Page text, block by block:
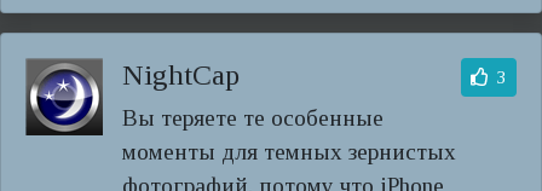
NightCap
Вы теряете те особенные
моменты для темных зернистых
фотографий, потому что iPhone
3